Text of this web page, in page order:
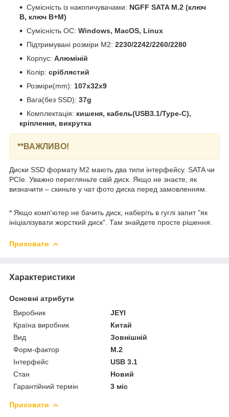
Сумісність із накопичувачами: NGFF SATA M.2 (ключ
B, ключ B+M)
Сумісність ОС: Windows, MacOS, Linux
Підтримувані розміри M2: 2230/2242/2260/2280
Корпус: Алюміній
Колір: сріблястий
Розміри(mm): 107x32x9
Вага(без SSD): 37g
Комплектація: кишеня, кабель(USB3.1/Type-C),
кріплення, викрутка
**ВАЖЛИВО!
Диски SSD формату М2 мають два типи інтерфейсу. SATA чи
PCIe. Уважно перегляньте свій диск. Якщо не знаєте, як
визначити – скиньте у чат фото диска перед замовленням.
* Якщо комп'ютер не бачить диск, наберіть в гуглі запит "як
ініціалізувати жорсткий диск". Там знайдете просте рішення.
Приховати
Характеристики
Основні атрибути
Виробник
JEYI
Країна виробник
Китай
Вид
Зовнішній
Форм-фактор
M.2
Інтерфейс
USB 3.1
Стан
Новий
Гарантійний термін
3 міс
Приховати